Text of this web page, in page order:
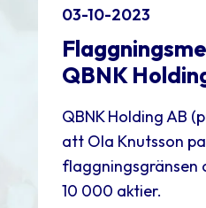
03-10-2023
QBNK
QBNK Holding AB
att Ola Knutsson
flaggningsgränsen
10 000 aktier.